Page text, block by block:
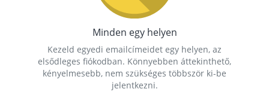
Minden egy helyen
Kezeld egyedi emailcímeidet egy helyen, az
elsődleges fiókodban. Könnyebben áttekinthető,
kényelmesebb, nem szükséges többször ki-be
jelentkezni.